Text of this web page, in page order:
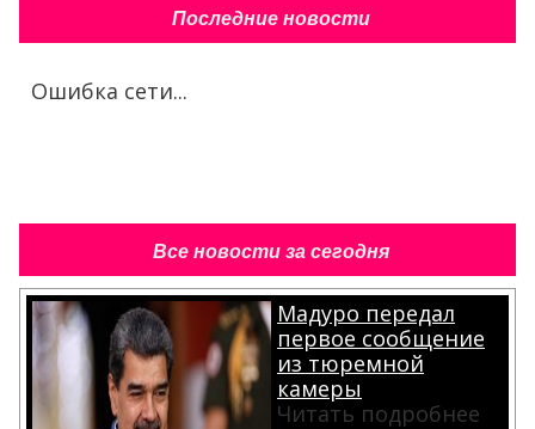
Последние новости
Ошибка сети...
Все новости за сегодня
Мадуро передал
первое сообщение
из тюремной
камеры
Читать подробнее